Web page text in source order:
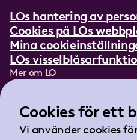
LOs hantering av
Cookies på LOs
Mina
LOs
Mer om LO
Lättläst om LO
Teckenspråksfilm
Cookies för ett
Vi använder cookies